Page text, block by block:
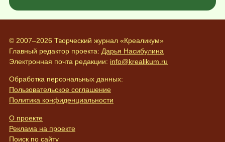
© 2007–2026 Творческий журнал «Креаликум»
Главный редактор проекта: Дарья Насибулина
Электронная почта редакции: info@krealikum.ru
Обработка персональных данных:
Пользовательское соглашение
Политика конфиденциальности
О проекте
Реклама на проекте
Поиск по сайту